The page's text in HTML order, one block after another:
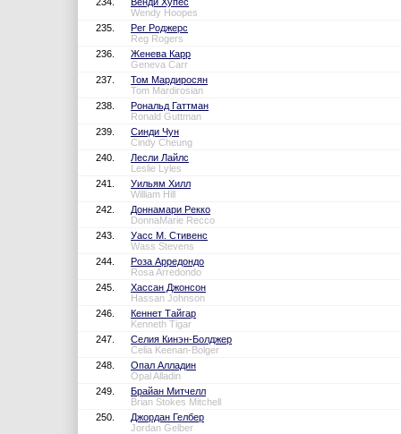
Wendy Hoopes
235.
Рег Роджерс
Reg Rogers
236.
Женева Карр
Geneva Carr
237.
Том Мардиросян
Tom Mardirosian
238.
Рональд Гаттман
Ronald Guttman
239.
Синди Чун
Cindy Cheung
240.
Лесли Лайлс
Leslie Lyles
241.
Уильям Хилл
William Hill
242.
Доннамари Рекко
DonnaMarie Recco
243.
Уасс М. Стивенс
Wass Stevens
244.
Роза Арредондо
Rosa Arredondo
245.
Хассан Джонсон
Hassan Johnson
246.
Кеннет Тайгар
Kenneth Tigar
247.
Селия Кинэн-Болджер
Celia Keenan-Bolger
248.
Опал Алладин
Opal Alladin
249.
Брайан Митчелл
Brian Stokes Mitchell
250.
Джордан Гелбер
Jordan Gelber